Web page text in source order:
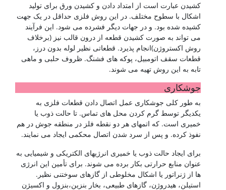
کشیدن عبارت است از امتداد دادن و کشیدن ورق برای تولید
اشکال با سطوح مختلف. در این روش فلزی حداقل در یک جهت
کشیده شده بود. و در جهات دیگر فشرده می شود. این فرآیند
می تواند به صورت کشیدن قطعه از درون قالب نیز (برخلاف
روش اکستروژن)انجام پذیرد. قطعاتی نظیر لوله بدون درز،
قطعات سقف اتومبیل، پوکه های فشنگ. ظروف حلبی و ماهی
تابه به این روش تهیه می شوند.
جوشکاری
به طور کلی جوشکاری عمل اتصال دادن قطعات فلزی به
یکدیگر توسط گرم کردن محل های تماس. تا حالت ذوب یا
خمیری است. که اتمهای هر دو نقطه فلز در منطقه جوش در هم
نفوذ کرده. و پس از سرد شدن اتصال محکمی ایجاد می نمایند.
برای ایجاد حالت ذوب یا خمیری انرژیهای الکتریکی و شیمیایی به
عنوان منابع حرارتی بکار برده می شوند. برای تأمین این انرژی
ها از ژنراتور یا اشکال مخلوطی از گازهای سوختنی نظیر.
استیلن، هیدروژن، گازهای طبیعی، بخار بنزین،بنزول و اکسیژن